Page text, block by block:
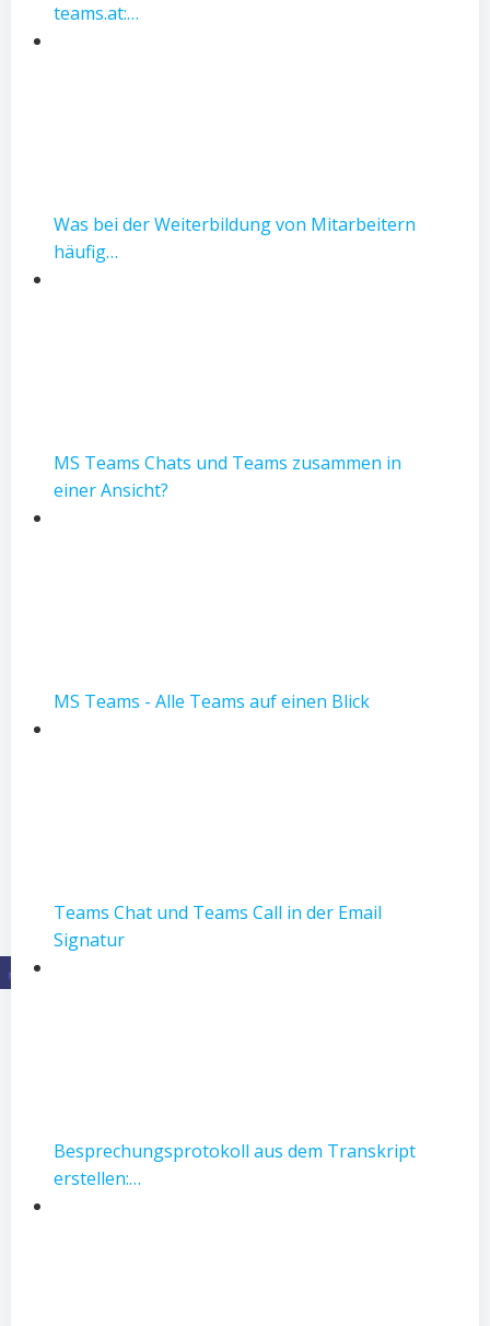
teams.at:…
Was bei der Weiterbildung von Mitarbeitern
häufig…
MS Teams Chats und Teams zusammen in
einer Ansicht?
MS Teams - Alle Teams auf einen Blick
Teams Chat und Teams Call in der Email
Signatur
Besprechungsprotokoll aus dem Transkript
erstellen:…